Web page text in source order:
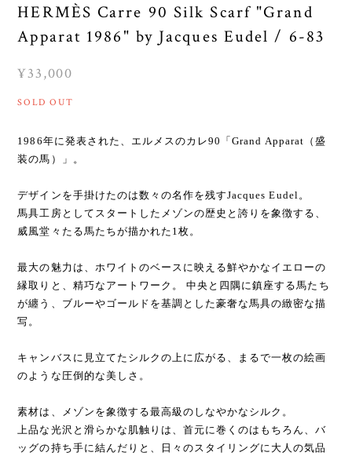
HERMÈS Carre 90 Silk Scarf "Grand
Apparat 1986" by Jacques Eudel / 6-83
¥33,000
SOLD OUT
1986年に発表された、エルメスのカレ90「Grand Apparat（盛
装の馬）」。
デザインを手掛けたのは数々の名作を残すJacques Eudel。
馬具工房としてスタートしたメゾンの歴史と誇りを象徴する、
威風堂々たる馬たちが描かれた1枚。
最大の魅力は、ホワイトのベースに映える鮮やかなイエローの
縁取りと、精巧なアートワーク。 中央と四隅に鎮座する馬たち
が纏う、ブルーやゴールドを基調とした豪奢な馬具の緻密な描
写。
キャンバスに見立てたシルクの上に広がる、まるで一枚の絵画
のような圧倒的な美しさ。
素材は、メゾンを象徴する最高級のしなやかなシルク。
上品な光沢と滑らかな肌触りは、首元に巻くのはもちろん、バ
ッグの持ち手に結んだりと、日々のスタイリングに大人の気品